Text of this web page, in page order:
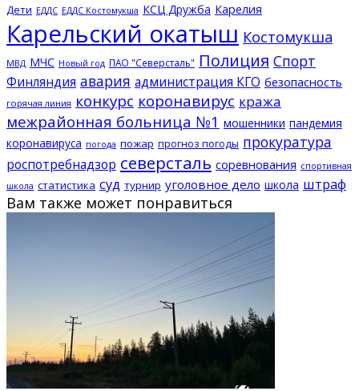
Дети ЕДДС ЕДДС Костомукша КСЦ Дружба Карелия
Карельский окатыш Костомукша
МВД МЧС Новый год ПАО "Северсталь" Полиция Спорт
Финляндия авария администрация КГО безопасность
горячая линия конкурс коронавирус кража
межрайонная больница №1 мошенники пандемия
коронавируса погода пожар прогноз погоды прокуратура
роспотребнадзор северсталь соревнования спортивная
школа статистика суд турнир уголовное дело школа штраф
Вам также может понравиться